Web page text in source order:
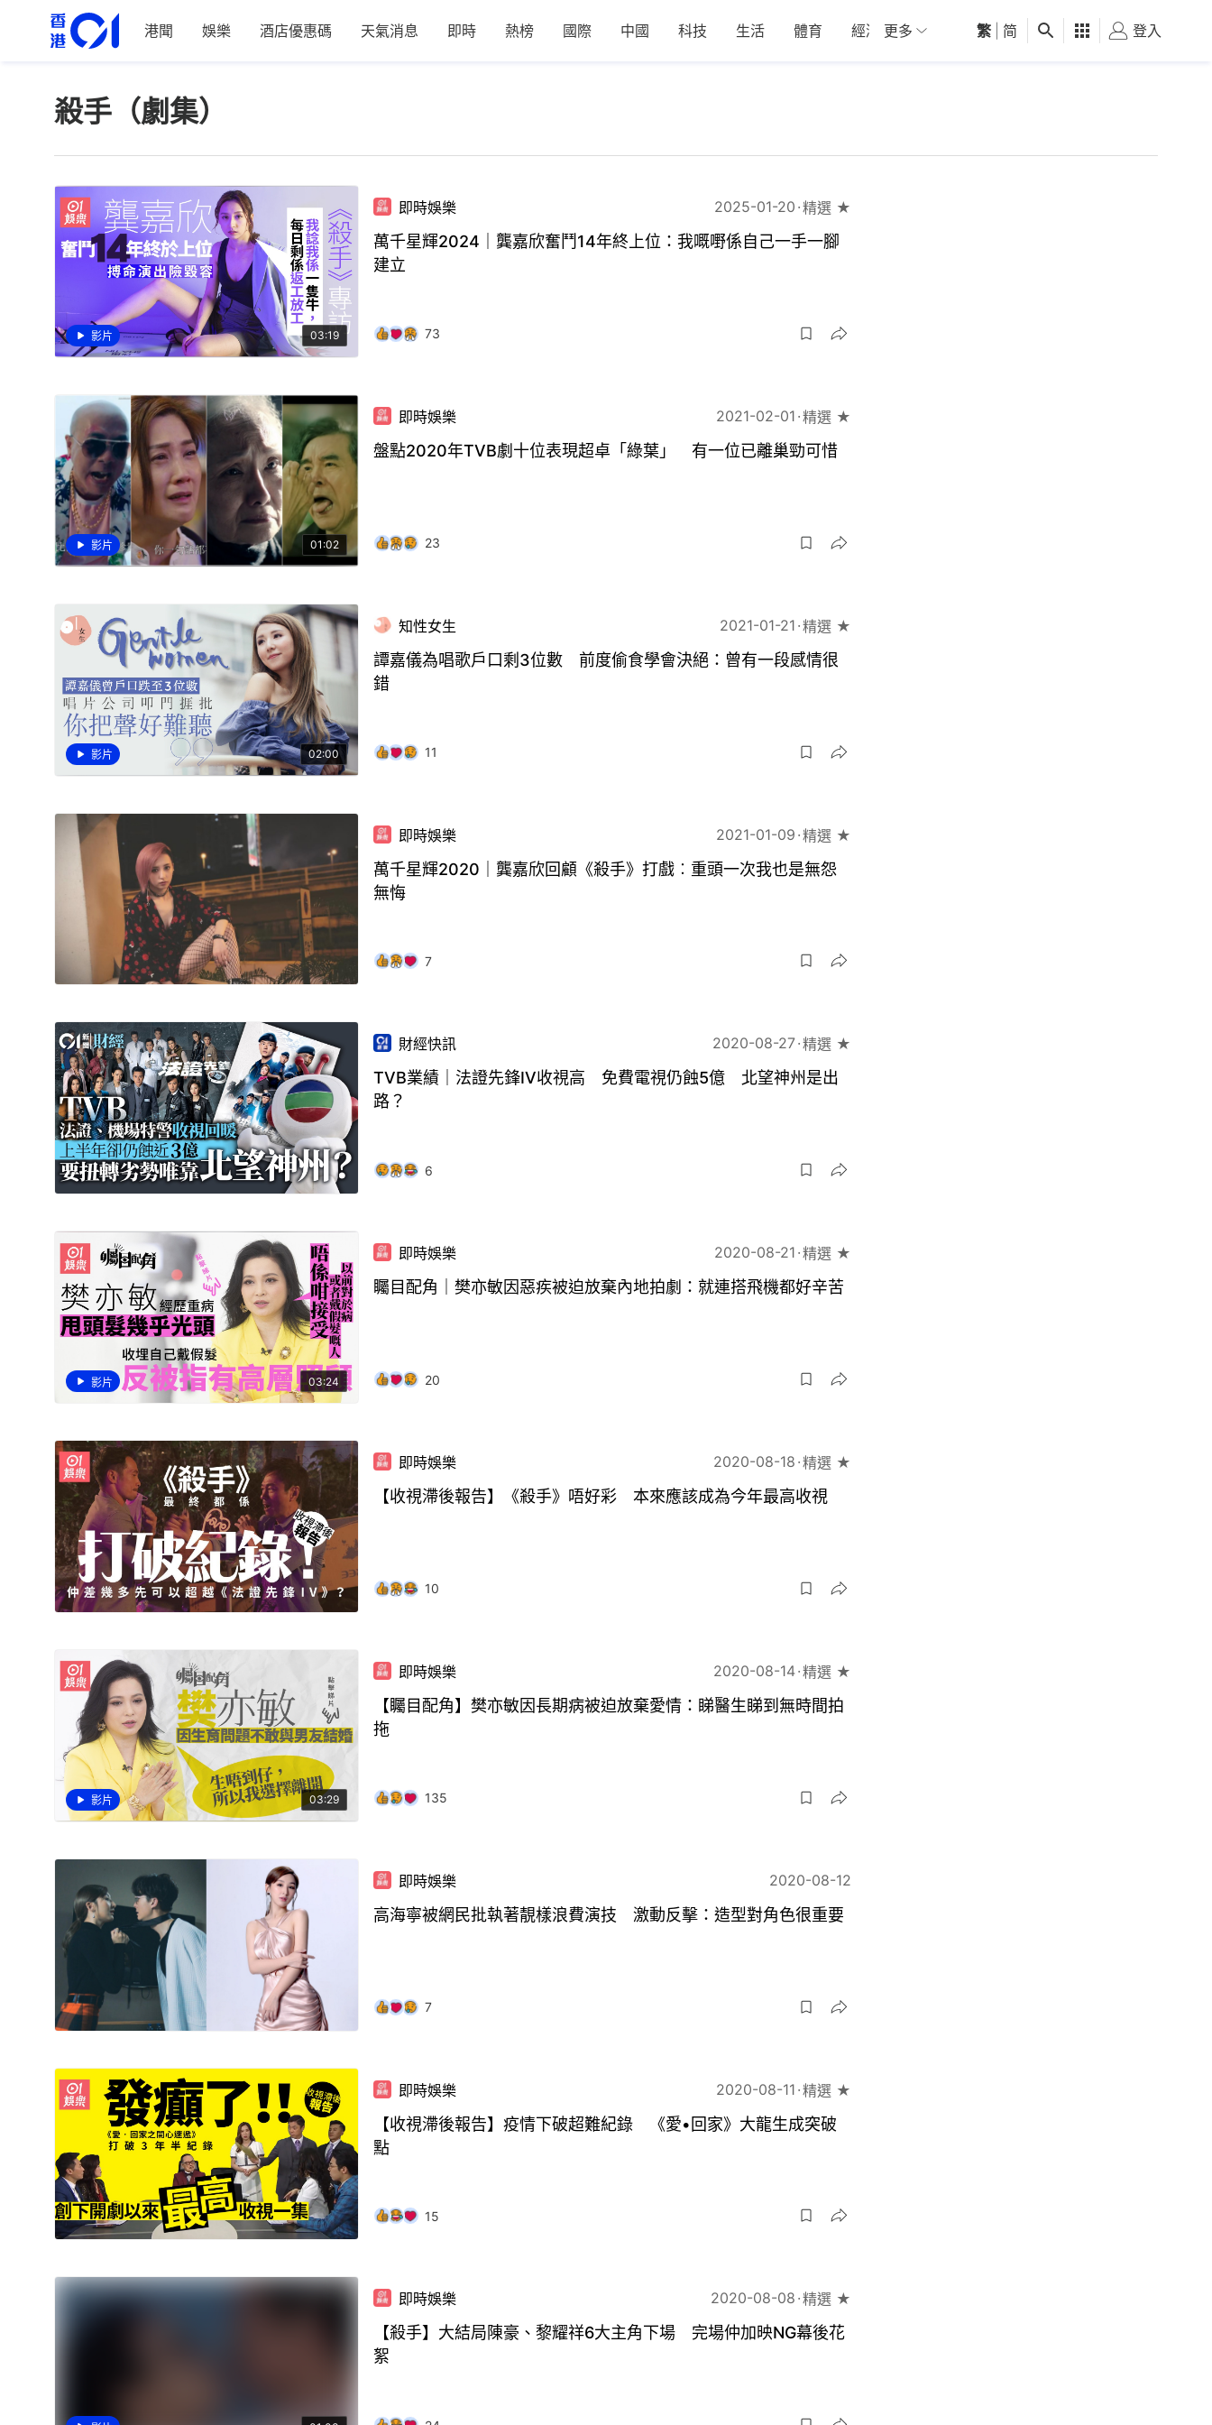
港聞 娛樂 酒店優惠碼 天氣消息 即時 熱榜 國際 中國 科技 生活 體育 經濟 01深圳 觀點 健康 好食玩飛
更多 繁 简 登入
殺手（劇集）
影片 03:19
即時娛樂 2025-01-20 精選 ★
萬千星輝2024｜龔嘉欣奮鬥14年終上位：我嘅嘢係自己一手一腳
建立
73
影片 01:02
即時娛樂 2021-02-01 精選 ★
盤點2020年TVB劇十位表現超卓「綠葉」 有一位已離巢勁可惜
23
影片 02:00
知性女生 2021-01-21 精選 ★
譚嘉儀為唱歌戶口剩3位數 前度偷食學會決絕：曾有一段感情很
錯
11
即時娛樂 2021-01-09 精選 ★
萬千星輝2020｜龔嘉欣回顧《殺手》打戲︰重頭一次我也是無怨
無悔
7
財經快訊 2020-08-27 精選 ★
TVB業績｜法證先鋒IV收視高 免費電視仍蝕5億 北望神州是出
路？
6
影片 03:24
即時娛樂 2020-08-21 精選 ★
矚目配角｜樊亦敏因惡疾被迫放棄內地拍劇：就連搭飛機都好辛苦
20
即時娛樂 2020-08-18 精選 ★
【收視滯後報告】《殺手》唔好彩 本來應該成為今年最高收視
10
影片 03:29
即時娛樂 2020-08-14 精選 ★
【矚目配角】樊亦敏因長期病被迫放棄愛情：睇醫生睇到無時間拍
拖
135
即時娛樂 2020-08-12
高海寧被網民批執著靚樣浪費演技 激動反擊：造型對角色很重要
7
即時娛樂 2020-08-11 精選 ★
【收視滯後報告】疫情下破超難紀錄 《愛•回家》大龍生成突破
點
15
即時娛樂 2020-08-08 精選 ★
【殺手】大結局陳豪、黎耀祥6大主角下場 完場仲加映NG幕後花
絮